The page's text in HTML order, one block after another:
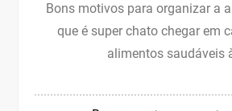
Bons motivos para organizar a
que é super chato chegar em
alimentos saudáveis